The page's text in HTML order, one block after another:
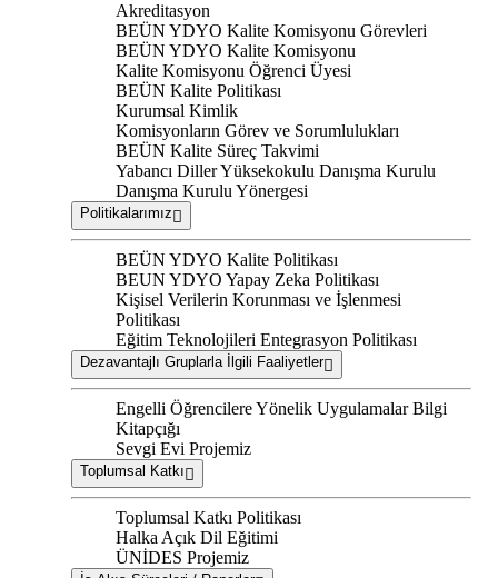
Akreditasyon
BEÜN YDYO Kalite Komisyonu Görevleri
BEÜN YDYO Kalite Komisyonu
Kalite Komisyonu Öğrenci Üyesi
BEÜN Kalite Politikası
Kurumsal Kimlik
Komisyonların Görev ve Sorumlulukları
BEÜN Kalite Süreç Takvimi
Yabancı Diller Yüksekokulu Danışma Kurulu
Danışma Kurulu Yönergesi
Politikalarımız
BEÜN YDYO Kalite Politikası
BEUN YDYO Yapay Zeka Politikası
Kişisel Verilerin Korunması ve İşlenmesi
Politikası
Eğitim Teknolojileri Entegrasyon Politikası
Dezavantajlı Gruplarla İlgili Faaliyetler
Engelli Öğrencilere Yönelik Uygulamalar Bilgi
Kitapçığı
Sevgi Evi Projemiz
Toplumsal Katkı
Toplumsal Katkı Politikası
Halka Açık Dil Eğitimi
ÜNİDES Projemiz